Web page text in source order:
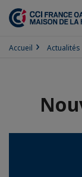
Accueil Actualités